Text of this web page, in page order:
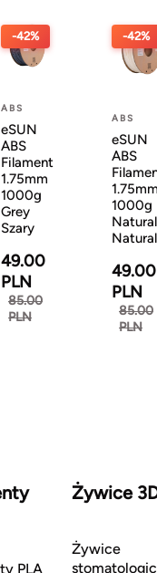
-42%
ABS
eSUN
ABS
Filament
1.75mm
1000g
Grey
Szary
49.00
PLN
85.00
PLN
-42%
ABS
eSUN
ABS
1000g
Natural
49.00
PLN
85.00
PLN
PLA
Żywice
Żywice